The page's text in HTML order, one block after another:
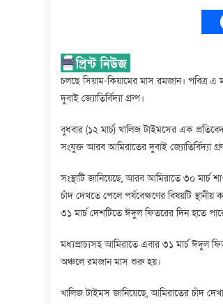
চলছে সিয়াম-কিয়ামের মাস রমজান। পবিত্র
দুবাই জ্যোতির্বিদ্যা গ্রুপ।
বুধবার (১২ মার্চ) খালিজ টাইমসের এক
সংযুক্ত আরব আমিরাতের দুবাই জ্যোতির্বিদ্যা
সংস্থাটি জানিয়েছে, আরব আমিরাতে ৩০ মার্চ
চাঁদ দেখতে পেলে পর্যবেক্ষণের বিষয়টি
৩১ মার্চ দেশটিতে ঈদুল ফিতরের দিন হতে
মধ্যপ্রাচ্যসহ আমিরাতে এবার ৩১ মার্চ ঈদুল
অঞ্চলে রমজান মাস শুরু হয়।
খালিজ টাইমস জানিয়েছে, আমিরাতের চাঁদ